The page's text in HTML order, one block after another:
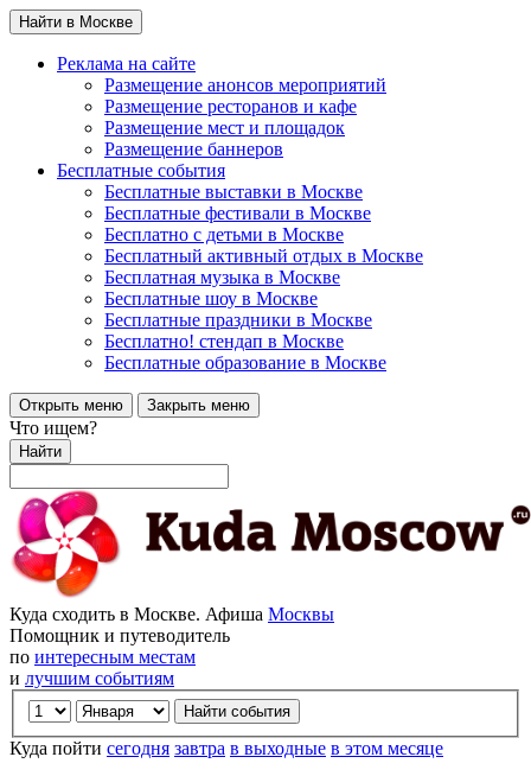
Найти в Москве
Реклама на сайте
Размещение анонсов мероприятий
Размещение ресторанов и кафе
Размещение мест и площадок
Размещение баннеров
Бесплатные события
Бесплатные выставки в Москве
Бесплатные фестивали в Москве
Бесплатно с детьми в Москве
Бесплатный активный отдых в Москве
Бесплатная музыка в Москве
Бесплатные шоу в Москве
Бесплатные праздники в Москве
Бесплатно! стендап в Москве
Бесплатные образование в Москве
Открыть меню Закрыть меню
Что ищем?
Найти
Куда сходить в Москве. Афиша Москвы
Помощник и путеводитель
по интересным местам
и лучшим событиям
Куда пойти сегодня завтра в выходные в этом месяце